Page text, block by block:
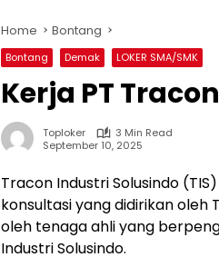
Home Bontang
Bontang Demak LOKER SMA/SMK
Kerja PT
Toploker
3 Min Read
September 10, 2025
Tracon Industri Solusindo
konsultasi yang didirikan oleh
oleh tenaga ahli yang
Industri Solusindo.